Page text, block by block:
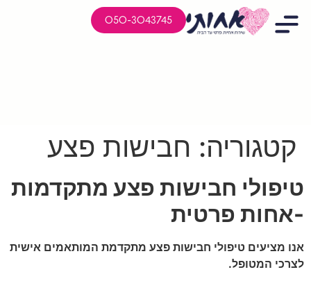
050-3043745
קטגוריה: חבישות פצע
טיפולי חבישות פצע מתקדמות
-אחות פרטית
אנו מציעים טיפולי חבישות פצע מתקדמת המותאמים אישית
לצרכי המטופל.